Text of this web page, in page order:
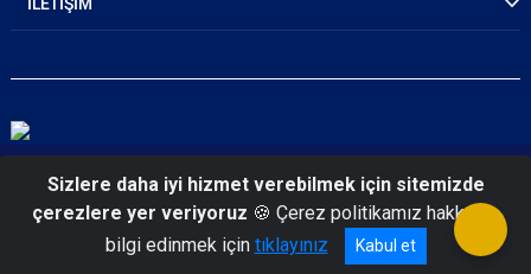
© 2026 Çorum Emniyet Müdürlüğü
Sizlere daha iyi hizmet verebilmek için sitemizde
çerezlere yer veriyoruz 🍪 Çerez politikamız hakkında
bilgi edinmek için tıklayınız Kabul et